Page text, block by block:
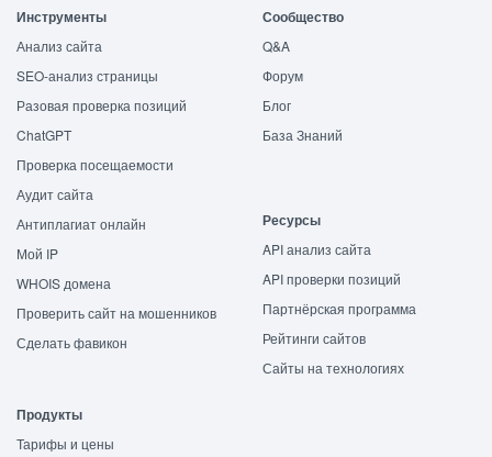
Инструменты
Анализ сайта
SEO-анализ страницы
Разовая проверка позиций
ChatGPT
Проверка посещаемости
Аудит сайта
Антиплагиат онлайн
Мой IP
WHOIS домена
Проверить сайт на мошенников
Сделать фавикон
Сообщество
Q&A
Форум
Блог
База Знаний
Ресурсы
API анализ сайта
API проверки позиций
Партнёрская программа
Рейтинги сайтов
Сайты на технологиях
Продукты
Тарифы и цены